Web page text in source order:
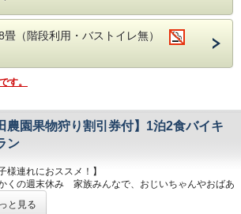
た2種類の源泉を大浴場・露天風呂にて
能いただけます。
館大浴場
業時間】5:00～10:00/14:00～23:00
業時間】 5:00～10:00/15:00～23:00
館野天風呂・内湯
然に抱かれた山楽荘の露天風呂〇
畳（階段利用・バストイレ無）
す。
農園果物狩り割引券付】1泊2食バイキ
ン
様連れにおススメ！】
くの週末休み 家族みんなで、おじいちゃんやおばあ
と見る